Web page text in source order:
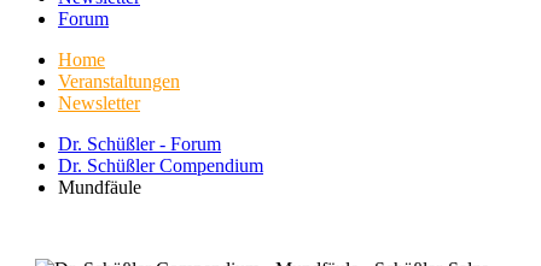
Forum
Home
Veranstaltungen
Newsletter
Dr. Schüßler - Forum
Dr. Schüßler Compendium
Mundfäule